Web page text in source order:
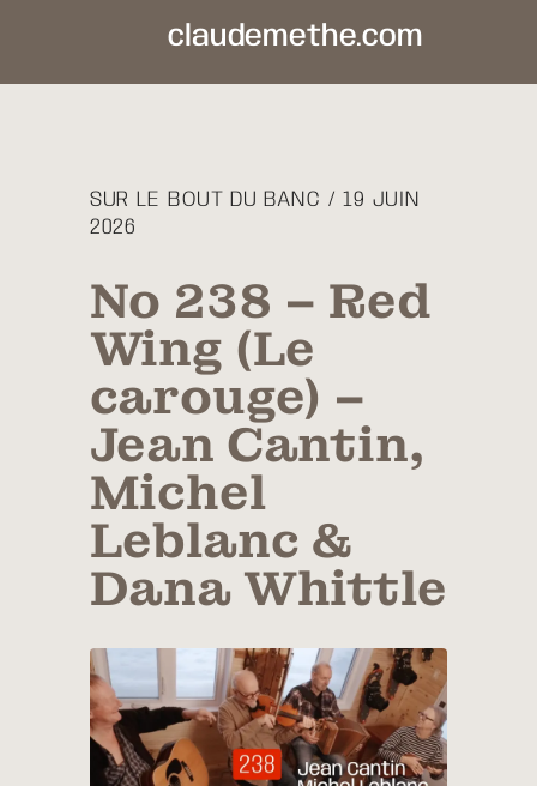
claudemethe.com
SUR LE BOUT DU BANC / 19 JUIN
2026
No 238 – Red
Wing (Le
carouge) –
Jean Cantin,
Michel
Leblanc &
Dana Whittle